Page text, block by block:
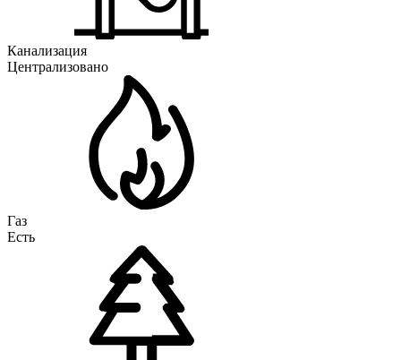
Канализация
Централизовано
Газ
Есть